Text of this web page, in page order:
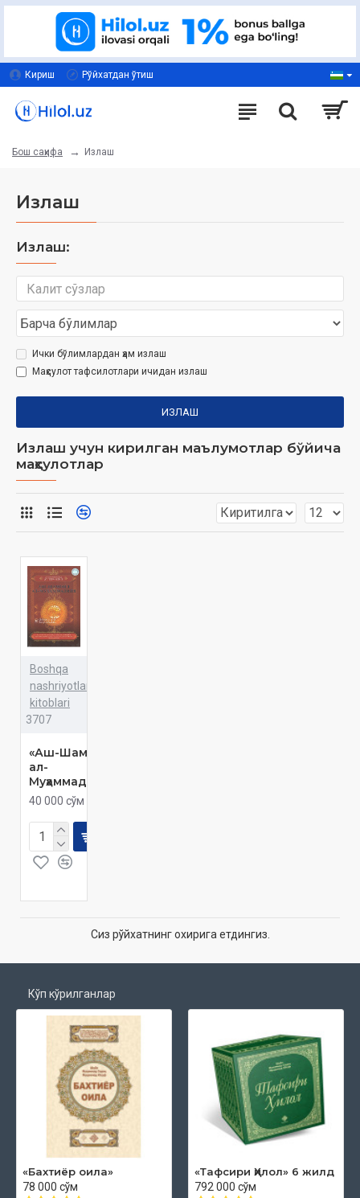
Кириш Рўйхатдан ўтиш
Бош саҳифа Излаш
Излаш
Излаш:
Ички бўлимлардан ҳам излаш
Маҳсулот тафсилотлари ичидан излаш
ИЗЛАШ
Излаш учун кирилган маълумотлар бўйича
маҳсулотлар
Boshqa
nashriyotlar
kitoblari
3707
«Аш-Шамоил
ал-
Муҳаммадийя»
40 000 сўм
Сиз рўйхатнинг охирига етдингиз.
Кўп кўрилганлар
«Бахтиёр оила»
78 000 сўм
«Тафсири Ҳилол» 6 жилд
792 000 сўм